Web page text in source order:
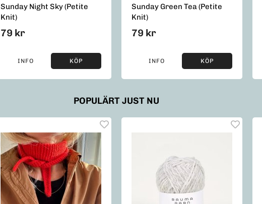
Sunday Night Sky (Petite
Knit)
79 kr
INFO KÖP
Sunday Green Tea (Petite
Knit)
79 kr
INFO KÖP
POPULÄRT JUST NU